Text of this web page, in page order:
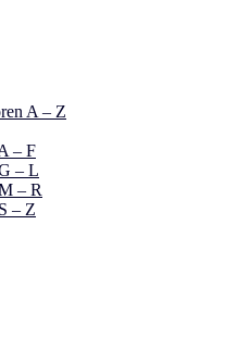
A – Z
– F
– L
– R
– Z